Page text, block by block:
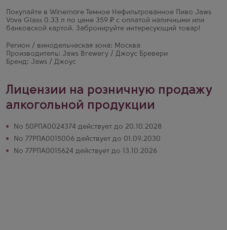
Покупайте в Winemore Темное Нефильтрованное Пиво Jaws
Vova Glass 0.33 л по цене 359 ₽ с оплатой наличными или
банковской картой. Забронируйте интересующий товар!
Регион / винодельческая зона: Москва
Производитель: Jaws Brewery / Джоус Бревери
Бренд: Jaws / Джоус
Лицензии на розничную продажу
алкогольной продукции
№ 50РПА0024374 действует до 20.10.2028
№ 77РПА0015006 действует до 01.09.2030
№ 77РПА0015624 действует до 13.10.2026